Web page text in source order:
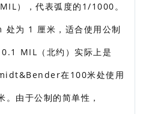
），代表弧度的1/1000。
为 1 厘米，适合使用公制
MIL（北约）实际上是
在100米处使用
由于公制的简单性，